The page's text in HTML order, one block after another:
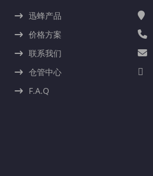
迅蜂产品
价格方案
联系我们
仓管中心
F.A.Q